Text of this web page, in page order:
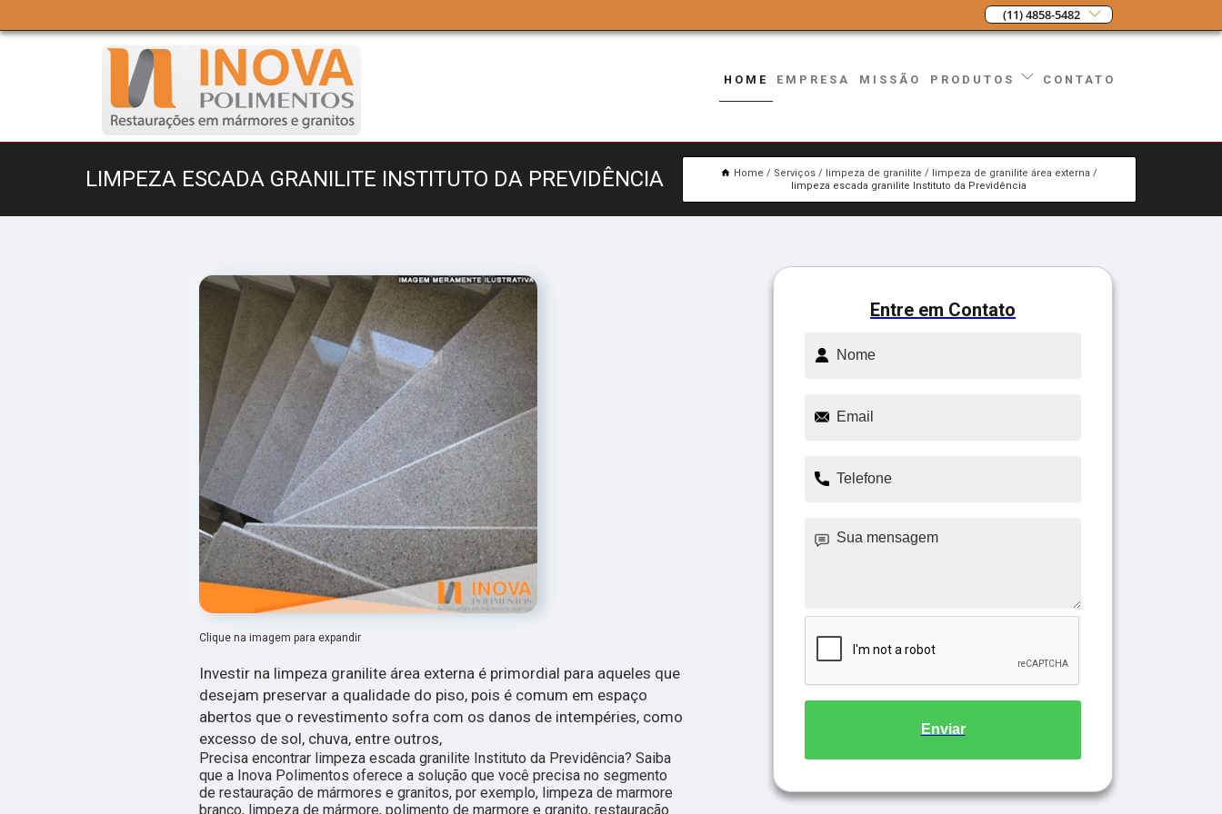
(11) 4858-5482
HOME EMPRESA MISSÃO PRODUTOS CONTATO
LIMPEZA ESCADA GRANILITE INSTITUTO DA PREVIDÊNCIA Home Serviços limpeza de granilite
limpeza de granilite área externa
limpeza escada granilite Instituto da Previdência
Clique na imagem para expandir
Investir na limpeza granilite área externa é primordial para aqueles que
desejam preservar a qualidade do piso, pois é comum em espaço
abertos que o revestimento sofra com os danos de intempéries, como
excesso de sol, chuva, entre outros,
Precisa encontrar limpeza escada granilite Instituto da Previdência? Saiba
que a Inova Polimentos oferece a solução que você precisa no segmento
de restauração de mármores e granitos, por exemplo, limpeza de marmore
branco, limpeza de mármore, polimento de marmore e granito, restauração
Entre em Contato
Enviar